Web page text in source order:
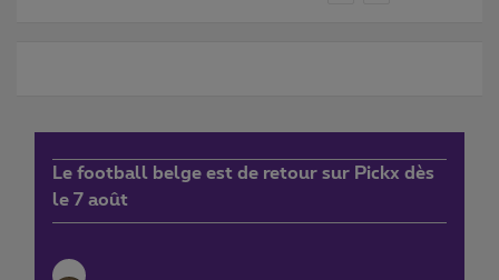
Le football belge est de retour sur Pickx dès
le 7 août